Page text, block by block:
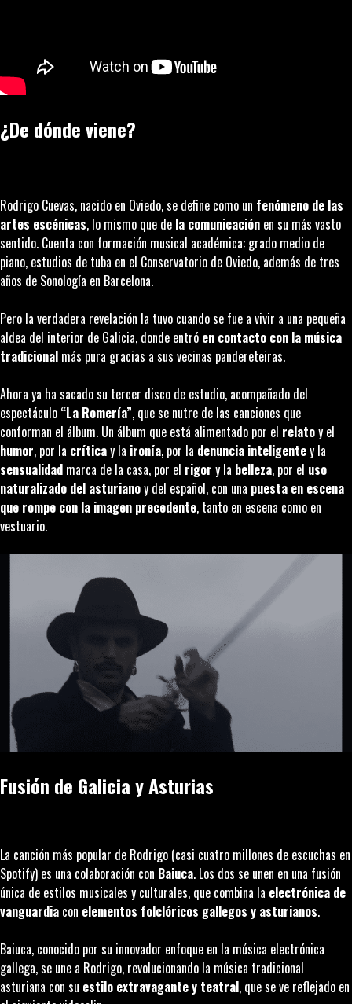
¿De dónde viene?
Rodrigo Cuevas, nacido en Oviedo, se define como un fenómeno de las
artes escénicas, lo mismo que de la comunicación en su más vasto
sentido. Cuenta con formación musical académica: grado medio de
piano, estudios de tuba en el Conservatorio de Oviedo, además de tres
años de Sonología en Barcelona.
Pero la verdadera revelación la tuvo cuando se fue a vivir a una pequeña
aldea del interior de Galicia, donde entró en contacto con la música
tradicional más pura gracias a sus vecinas pandereteiras.
Ahora ya ha sacado su tercer disco de estudio, acompañado del
espectáculo “La Romería”, que se nutre de las canciones que
conforman el álbum. Un álbum que está alimentado por el relatoy el
humor, por la críticay la ironía, por la denuncia inteligentey la
sensualidad marca de la casa, por el rigor y la belleza, por el uso
naturalizado del asturianoy del español, con una puesta en escena
que rompe con la imagen precedente, tanto en escena como en
vestuario.
Fusión de Galicia y Asturias
La canción más popular de Rodrigo (casi cuatro millones de escuchas en
Spotify) es una colaboración con Baiuca. Los dos se unen en una fusión
única de estilos musicales y culturales, que combina la electrónica de
vanguardia con elementos folclóricos gallegos y asturianos.
Baiuca, conocido por su innovador enfoque en la música electrónica
gallega, se une a Rodrigo, revolucionando la música tradicional
asturiana con su estilo extravagante y teatral, que se ve reflejado en